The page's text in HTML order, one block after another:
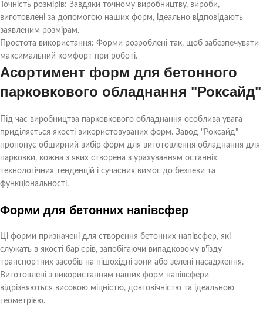
Точність розмірів: Завдяки точному виробництву, вироби,
виготовлені за допомогою наших форм, ідеально відповідають
заявленим розмірам.
Простота використання: Форми розроблені так, щоб забезпечувати
максимальний комфорт при роботі.
Асортимент форм для бетонного
парковкового обладнання "Роксайд"
Під час виробництва парковкового обладнання особлива увага
приділяється якості використовуваних форм. Завод "Роксайд"
пропонує обширний вибір форм для виготовлення обладнання для
парковки, кожна з яких створена з урахуванням останніх
технологічних тенденцій і сучасних вимог до безпеки та
функціональності.
Форми для бетонних напівсфер
Ці форми призначені для створення бетонних напівсфер, які
служать в якості бар'єрів, запобігаючи випадковому в'їзду
транспортних засобів на пішохідні зони або зелені насадження.
Виготовлені з використанням наших форм напівсфери
відрізняються високою міцністю, довговічністю та ідеальною
геометрією.